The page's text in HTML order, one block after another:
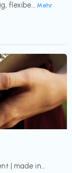
flexibe... Mehr
| made in...